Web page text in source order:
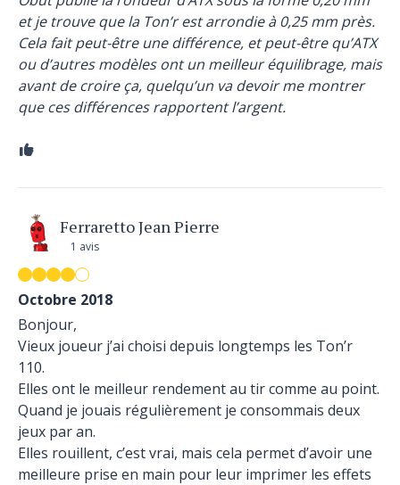
et je trouve que la Ton’r est arrondie à 0,25 mm près.
Cela fait peut-être une différence, et peut-être qu’ATX
ou d’autres modèles ont un meilleur équilibrage, mais
avant de croire ça, quelqu’un va devoir me montrer
que ces différences rapportent l’argent.
Ferraretto Jean Pierre
1 avis
Octobre 2018
Bonjour,
Vieux joueur j’ai choisi depuis longtemps les Ton’r
110.
Elles ont le meilleur rendement au tir comme au point.
Quand je jouais régulièrement je consommais deux
jeux par an.
Elles rouillent, c’est vrai, mais cela permet d’avoir une
meilleure prise en main pour leur imprimer les effets